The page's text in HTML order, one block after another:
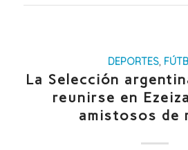
DEPORTES,
La Selección
reunirse en
amistosos de